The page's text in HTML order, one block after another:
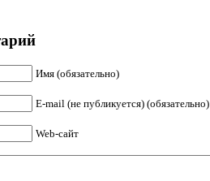
Имя (обязательно)
E-mail (не публикуется) (обязательно)
Web-сайт